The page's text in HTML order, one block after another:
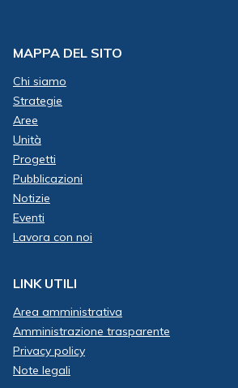
MAPPA DEL SITO
Chi siamo
Strategie
Aree
Unità
Progetti
Pubblicazioni
Notizie
Eventi
Lavora con noi
LINK UTILI
Area amministrativa
Amministrazione trasparente
Privacy policy
Note legali